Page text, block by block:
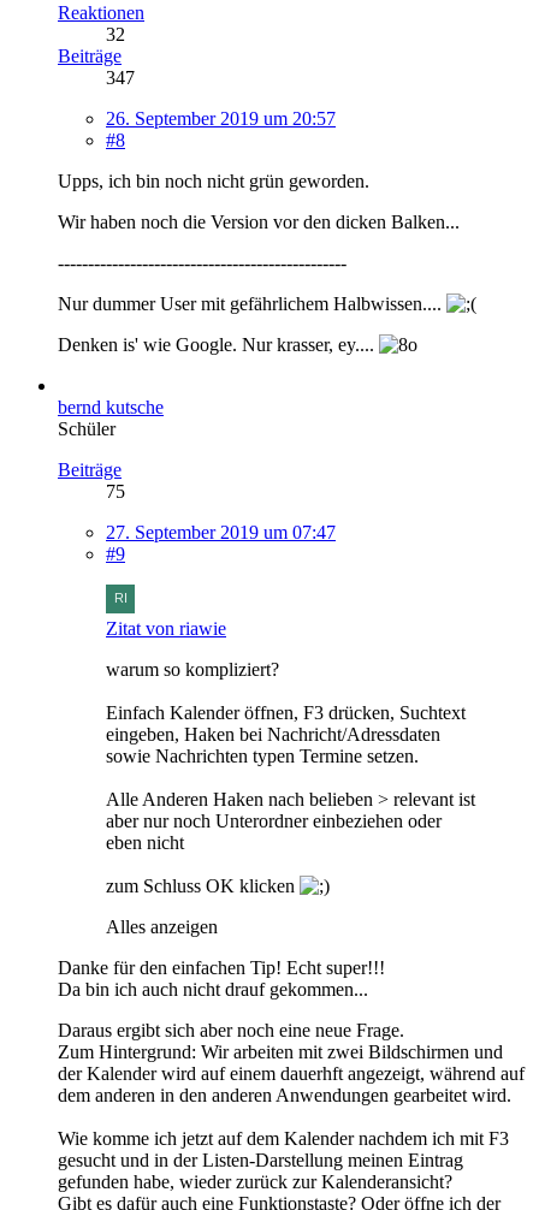
Reaktionen
32
Beiträge
347
26. September 2019 um 20:57
#8
Upps, ich bin noch nicht grün geworden.
Wir haben noch die Version vor den dicken Balken...
------------------------------------------------
Nur dummer User mit gefährlichem Halbwissen....
Denken is' wie Google. Nur krasser, ey....
bernd kutsche
Schüler
Beiträge
75
27. September 2019 um 07:47
#9
Zitat von riawie
warum so kompliziert?
Einfach Kalender öffnen, F3 drücken, Suchtext
eingeben, Haken bei Nachricht/Adressdaten
sowie Nachrichten typen Termine setzen.
Alle Anderen Haken nach belieben > relevant ist
aber nur noch Unterordner einbeziehen oder
eben nicht
zum Schluss OK klicken
Alles anzeigen
Danke für den einfachen Tip! Echt super!!!
Da bin ich auch nicht drauf gekommen...
Daraus ergibt sich aber noch eine neue Frage.
Zum Hintergrund: Wir arbeiten mit zwei Bildschirmen und
der Kalender wird auf einem dauerhft angezeigt, während auf
dem anderen in den anderen Anwendungen gearbeitet wird.
Wie komme ich jetzt auf dem Kalender nachdem ich mit F3
gesucht und in der Listen-Darstellung meinen Eintrag
gefunden habe, wieder zurück zur Kalenderansicht?
Gibt es dafür auch eine Funktionstaste? Oder öffne ich der